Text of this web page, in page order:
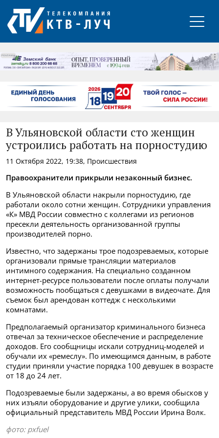
РЕКЛАМА
В Ульяновской области сто женщин
устроились работать на порностудию
11 Октября 2022, 19:38, Происшествия
Правоохранители прикрыли незаконный бизнес.
В Ульяновской области накрыли порностудию, где
работали около сотни женщин. Сотрудники управления
«К» МВД России совместно с коллегами из регионов
пресекли деятельность организованной группы
производителей порно.
Известно, что задержаны трое подозреваемых, которые
организовали прямые трансляции материалов
интимного содержания. На специально созданном
интернет-ресурсе пользователи после оплаты получали
возможность пообщаться с девушками в видеочате. Для
съемок был арендован коттедж с несколькими
комнатами.
Предполагаемый организатор криминального бизнеса
отвечал за техническое обеспечение и распределение
доходов. Его сообщницы искали сотрудниц-моделей и
обучали их «ремеслу». По имеющимся данным, в работе
студии приняли участие порядка 100 девушек в возрасте
от 18 до 24 лет.
Подозреваемые были задержаны, а во время обысков у
них изъяли оборудование и другие улики, сообщила
официальный представитель МВД России Ирина Волк.
фото: pxfuel